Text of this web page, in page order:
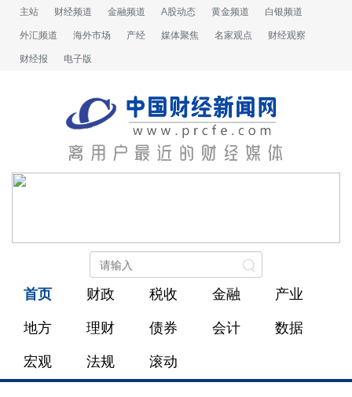
主站 财经频道 金融频道 A股动态 黄金频道 白银频道
外汇频道 海外市场 产经 媒体聚焦 名家观点 财经观察
财经报 电子版
首页 财政 税收 金融 产业
地方 理财 债券 会计 数据
宏观 法规 滚动